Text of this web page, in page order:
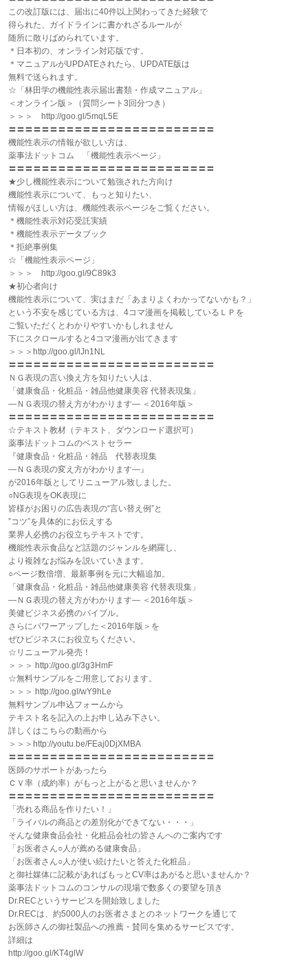
この改訂版には、届出に40件以上関わってきた経験で
得られた、ガイドラインに書かれざるルールが
随所に散りばめられています。
＊日本初の、オンライン対応版です。
＊マニュアルがUPDATEされたら、UPDATE版は
無料で送られます。
☆「林田学の機能性表示届出書類・作成マニュアル」
＜オンライン版＞（質問シート3回分つき）
＞＞＞ http://goo.gl/5mqL5E
〓〓〓〓〓〓〓〓〓〓〓〓〓〓〓〓〓〓〓〓〓〓〓〓〓
機能性表示の情報が欲しい方は、
薬事法ドットコム 「機能性表示ページ」
〓〓〓〓〓〓〓〓〓〓〓〓〓〓〓〓〓〓〓〓〓〓〓〓〓
★少し機能性表示について勉強された方向け
機能性表示について、もっと知りたい、
情報がほしい方は、機能性表示ページをご覧ください。
＊機能性表示対応受託実績
＊機能性表示データブック
＊拒絶事例集
☆「機能性表示ページ」
＞＞＞ http://goo.gl/9C89k3
★初心者向け
機能性表示について、実はまだ「あまりよくわかってないかも？」
という不安を感じている方は、4コマ漫画を掲載しているＬＰを
ご覧いただくとわかりやすいかもしれません
下にスクロールすると4コマ漫画が出てきます
＞＞＞http://goo.gl/lJn1NL
〓〓〓〓〓〓〓〓〓〓〓〓〓〓〓〓〓〓〓〓〓〓〓〓〓
ＮＧ表現の言い換え方を知りたい人は、
「健康食品・化粧品・雑品他健康美容 代替表現集」
―ＮＧ表現の替え方がわかります― ＜2016年版＞
〓〓〓〓〓〓〓〓〓〓〓〓〓〓〓〓〓〓〓〓〓〓〓〓〓
☆テキスト教材（テキスト、ダウンロード選択可）
薬事法ドットコムのベストセラー
『健康食品・化粧品・雑品 代替表現集
―ＮＧ表現の変え方がわかります―』
が2016年版としてリニューアル致しました。
○NG表現をOK表現に
皆様がお困りの広告表現の“言い替え例”と
”コツ”を具体的にお伝えする
業界人必携のお役立ちテキストです。
機能性表示食品など話題のジャンルを網羅し、
より複雑なお悩みを説いていきます。
○ページ数倍増、最新事例を元に大幅追加。
「健康食品・化粧品・雑品他健康美容 代替表現集」
―ＮＧ表現の替え方がわかります― ＜2016年版＞
美健ビジネス必携のバイブル。
さらにパワーアップした＜2016年版＞を
ぜひビジネスにお役立ちください。
☆リニューアル発売！
＞＞＞ http://goo.gl/3g3HmF
☆無料サンプルをご用意しております。
＞＞＞ http://goo.gl/wY9hLe
無料サンプル申込フォームから
テキスト名を記入の上お申し込み下さい。
詳しくはこちらの動画から
＞＞＞http://youtu.be/FEaj0DjXMBA
〓〓〓〓〓〓〓〓〓〓〓〓〓〓〓〓〓〓〓〓〓〓〓〓〓
医師のサポートがあったら
ＣＶ率（成約率）がもっと上がると思いませんか？
〓〓〓〓〓〓〓〓〓〓〓〓〓〓〓〓〓〓〓〓〓〓〓〓〓
「売れる商品を作りたい！」
「ライバルの商品との差別化ができてない・・・」
そんな健康食品会社・化粧品会社の皆さんへのご案内です
「お医者さん○人が薦める健康食品」
「お医者さん○人が使い続けたいと答えた化粧品」
と御社媒体に記載があればもっとCV率はあがると思いませんか？
薬事法ドットコムのコンサルの現場で数多くの要望を頂き
Dr.RECというサービスを開始致しました
Dr.RECは、約5000人のお医者さまとのネットワークを通じて
お医師さんの御社製品への推薦・賛同を集めるサービスです。
詳細は
http://goo.gl/KT4glW